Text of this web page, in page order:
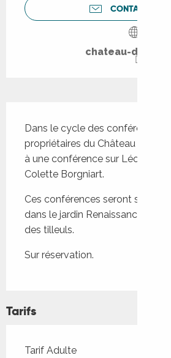
CONTACTEZ-
chateau-de-
Dans le cycle des conférences
propriétaires du Château de
à une conférence sur Léo Ferré
Colette Borgniart.
Ces conférences seront suivies
dans le jardin Renaissance du
des tilleuls.
Sur réservation.
Tarifs
Tarifs 2026
Tarif Adulte